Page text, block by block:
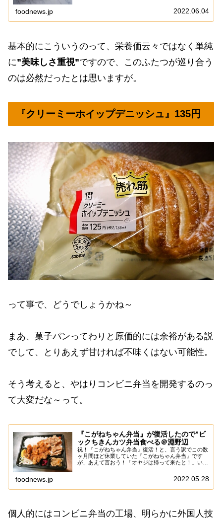
筆者にとって必要か否かっちゅうたらアレなん...
foodnews.jp 2022.06.04
基本的にこういうのって、栄養価云々ではなく単純
に”美味しさ重視”ですので、このふたつが巡り合う
のは必然だったとは思いますが。
『クリーミーホイップデニッシュ』135円
って事で、どうでしょうかね～
まあ、菓子パンってわりと原価的には余裕がある説
でして、とりあえず甘ければ不味くはない可能性。
そう考えると、やはりコンビニ弁当を開発するのっ
て大変だな～って。
『こがねちゃん弁当』が復活したので”ビ
ックちきんカツ弁当食べる＠淵野辺
祝！『こがねちゃん弁当』復活！と、言う訳でこの数
ヶ月間ほど休業していた『こがねちゃん弁当』です
が、あえて言おう！「オヤジは帰って来たと！」いや
ですが、宣言通りに復活したかもでして、何はともあ
foodnews.jp 2022.05.28
個人的にはコンビニ弁当の工場、明らかに外国人技